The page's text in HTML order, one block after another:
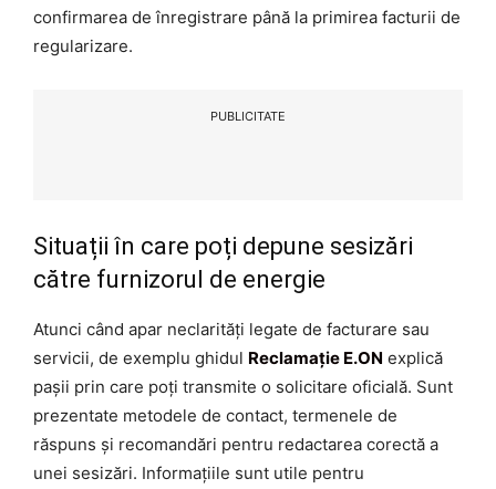
confirmarea de înregistrare până la primirea facturii de
regularizare.
PUBLICITATE
Situații în care poți depune sesizări
către furnizorul de energie
Atunci când apar neclarități legate de facturare sau
servicii, de exemplu ghidul Reclamație E.ON explică
pașii prin care poți transmite o solicitare oficială. Sunt
prezentate metodele de contact, termenele de
răspuns și recomandări pentru redactarea corectă a
unei sesizări. Informațiile sunt utile pentru